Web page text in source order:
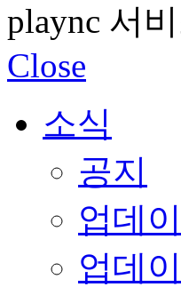
plaync 서
Close
소식
공지
업데
업데